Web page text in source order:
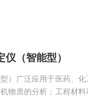
（智能型）
）广泛应用于医药、
物质的分析；工程材